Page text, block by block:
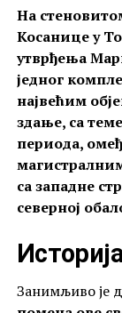
На
Косанице у
утврђења
једног
највећим
здање, са
периода,
са западне
северној
Занимљиво је